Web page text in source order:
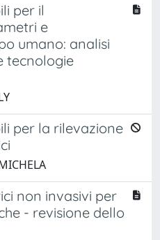
per il
e
umano: analisi
tecnologie
per la rilevazione
non invasivi per
- revisione dello